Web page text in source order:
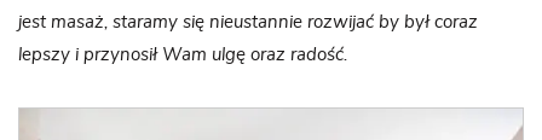
jest masaż, staramy się nieustannie rozwijać by był coraz
lepszy i przynosił Wam ulgę oraz radość.